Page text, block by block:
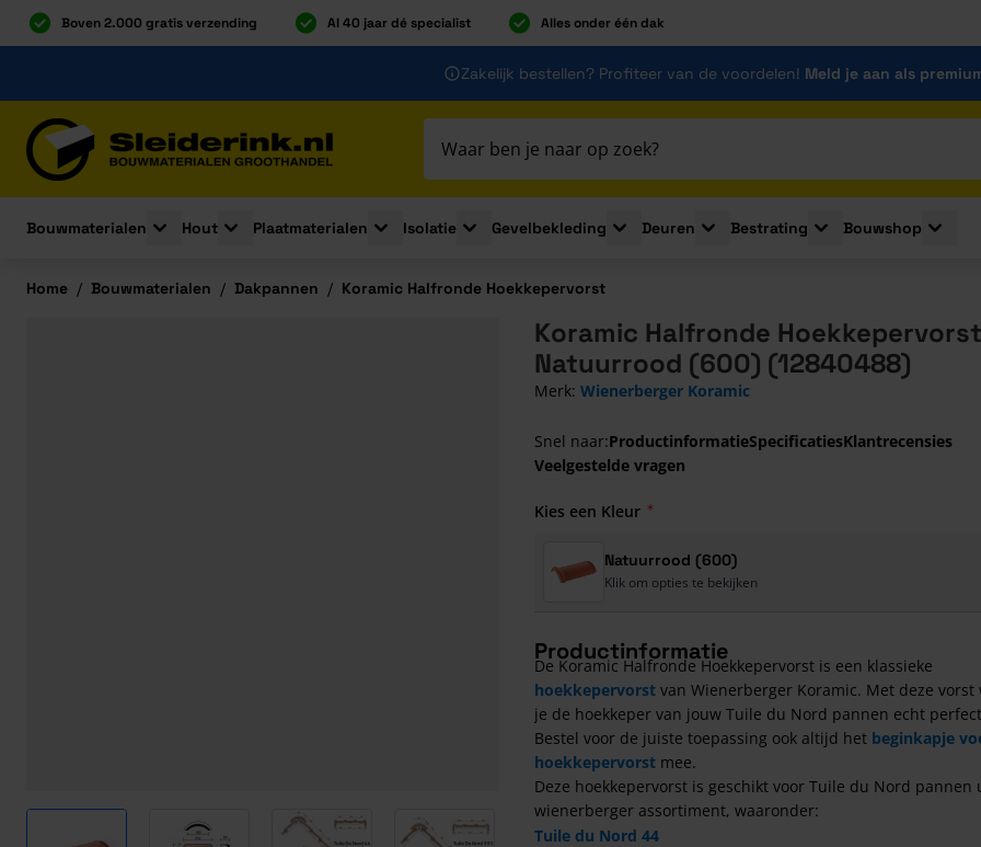
Boven 2.000 gratis verzending Al 40 jaar dé specialist Alles onder één dak
Zakelijk bestellen? Profiteer van de voordelen! Meld je aan als
Bouwmaterialen
Toggle submenu for Bouwmaterialen
Hout
Toggle submenu for Hout
Plaatmaterialen
Toggle submenu for Plaatmaterialen
Isolatie
Toggle submenu for Isolatie
Gevelbekleding
Toggle submenu for Gevelbekleding
Deuren
Toggle submenu for Deuren
Bestrating
Toggle submenu for
Bouwshop
Home / Bouwmaterialen / Dakpannen / Koramic Halfronde Hoekkepervorst
View larger imageView larger image View larger image View larger image
Koramic Halfronde
Natuurrood (600) (12840488)
Merk: Wienerberger Koramic
Snel naar:ProductinformatieSpecificatiesKlantrecensies
Veelgestelde vragen
Kies een Kleur
Natuurrood (600)
Klik om opties te bekijken
Productinformatie
De Koramic Halfronde Hoekkepervorst is een klassieke
hoekkepervorst van Wienerberger Koramic. Met deze vorst
je de hoekkeper van jouw Tuile du Nord pannen echt
Bestel voor de juiste toepassing ook altijd het beginkapje
hoekkepervorst mee.
Deze hoekkepervorst is geschikt voor Tuile du Nord pannen
wienerberger assortiment, waaronder:
Tuile du Nord 44